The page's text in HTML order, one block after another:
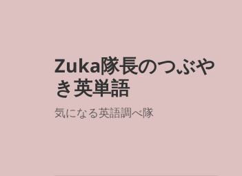
Zuka隊長のつぶや
き英単語
気になる英語調べ隊